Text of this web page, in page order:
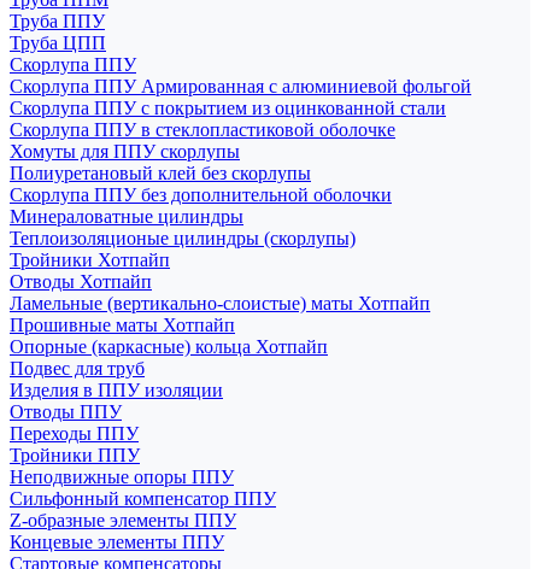
Труба ППУ
Труба ЦПП
Скорлупа ППУ
Скорлупа ППУ Армированная с алюминиевой фольгой
Скорлупа ППУ с покрытием из оцинкованной стали
Скорлупа ППУ в стеклопластиковой оболочке
Хомуты для ППУ скорлупы
Полиуретановый клей без скорлупы
Скорлупа ППУ без дополнительной оболочки
Минераловатные цилиндры
Теплоизоляционые цилиндры (скорлупы)
Тройники Хотпайп
Отводы Хотпайп
Ламельные (вертикально-слоистые) маты Хотпайп
Прошивные маты Хотпайп
Опорные (каркасные) кольца Хотпайп
Подвес для труб
Изделия в ППУ изоляции
Отводы ППУ
Переходы ППУ
Тройники ППУ
Неподвижные опоры ППУ
Cильфонный компенсатор ППУ
Z-образные элементы ППУ
Концевые элементы ППУ
Стартовые компенсаторы